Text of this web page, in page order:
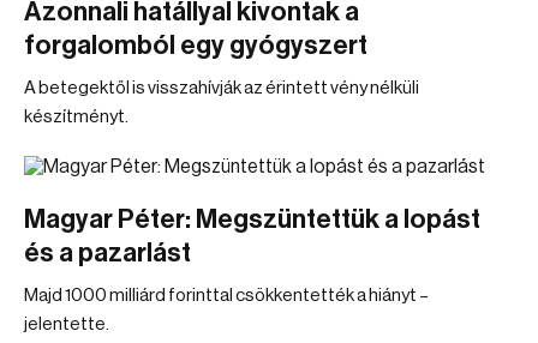
Azonnali hatállyal kivontak a
forgalomból egy gyógyszert
A betegektől is visszahívják az érintett vény nélküli
készítményt.
Magyar Péter: Megszüntettük a lopást
és a pazarlást
Majd 1000 milliárd forinttal csökkentették a hiányt –
jelentette.